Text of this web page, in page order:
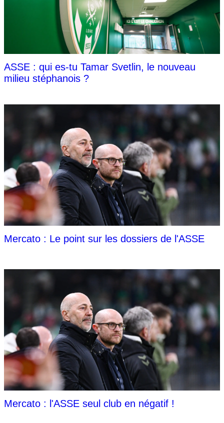
ASSE : qui es-tu Tamar Svetlin, le nouveau
milieu stéphanois ?
Mercato : Le point sur les dossiers de l'ASSE
Mercato : l'ASSE seul club en négatif !